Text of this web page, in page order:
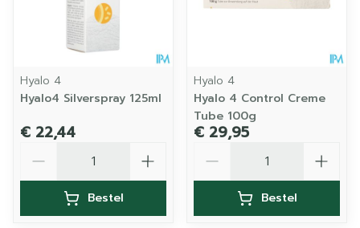
Hyalo 4
Hyalo4 Silverspray 125ml
€ 22,44
Bestel
Hyalo 4
Hyalo 4 Control Creme
Tube 100g
€ 29,95
Bestel